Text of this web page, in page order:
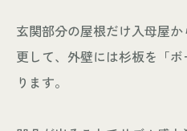
玄関部分の屋根だけ入母屋
更して、外壁には杉板を「
ります。